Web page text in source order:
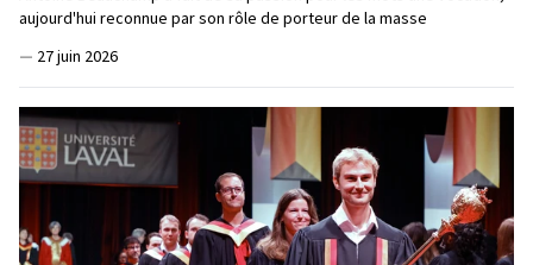
aujourd'hui reconnue par son rôle de porteur de la masse
— 27 juin 2026